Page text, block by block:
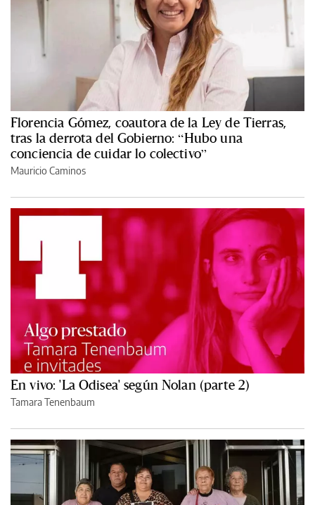
Florencia Gómez, coautora de la Ley de Tierras,
tras la derrota del Gobierno: “Hubo una
conciencia de cuidar lo colectivo”
Mauricio Caminos
En vivo: 'La Odisea' según Nolan (parte 2)
Tamara Tenenbaum